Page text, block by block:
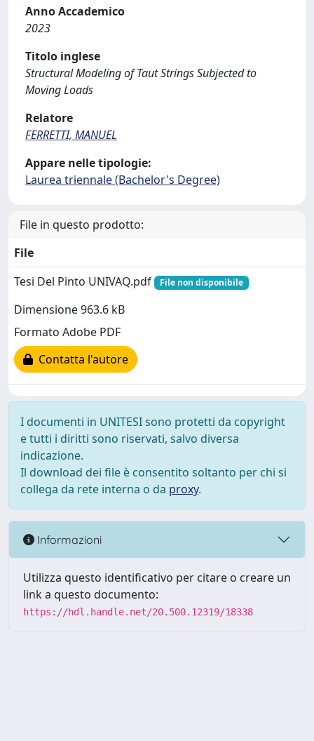
Anno Accademico
2023
Titolo inglese
Structural Modeling of Taut Strings Subjected to
Moving Loads
Relatore
FERRETTI, MANUEL
Appare nelle tipologie:
Laurea triennale (Bachelor's Degree)
File in questo prodotto:
File
Tesi Del Pinto UNIVAQ.pdf
File non disponibile
Dimensione 963.6 kB
Formato Adobe PDF
Contatta l'autore
I documenti in UNITESI sono protetti da copyright
e tutti i diritti sono riservati, salvo diversa
indicazione.
Il download dei file è consentito soltanto per chi si
collega da rete interna o da proxy.
Informazioni
Utilizza questo identificativo per citare o creare un
link a questo documento:
https://hdl.handle.net/20.500.12319/18338